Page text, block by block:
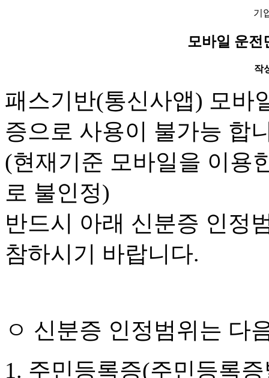
기
모바일 운전
작
패스기반(통신사앱) 모바
증으로 사용이 불가능 합
(현재기준 모바일을 이용
로 불인정)
반드시 아래 신분증 인정
참하시기 바랍니다.
ㅇ 신분증 인정범위는 다
1. 주민등록증(주민등록